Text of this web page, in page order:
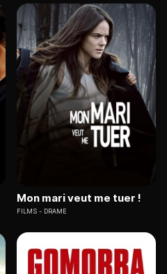
Mon mari veut me tuer !
FILMS DRAME